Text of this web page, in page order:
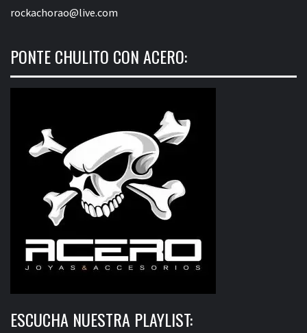
rockachorao@live.com
PONTE CHULITO CON ACERO:
ESCUCHA NUESTRA PLAYLIST: